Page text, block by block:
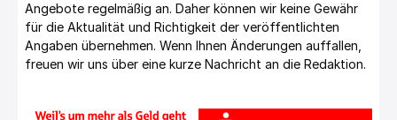
Angebote regelmäßig an. Daher können wir keine Gewähr
für die Aktualität und Richtigkeit der veröffentlichten
Angaben übernehmen. Wenn Ihnen Änderungen auffallen,
freuen wir uns über eine kurze Nachricht an die Redaktion.